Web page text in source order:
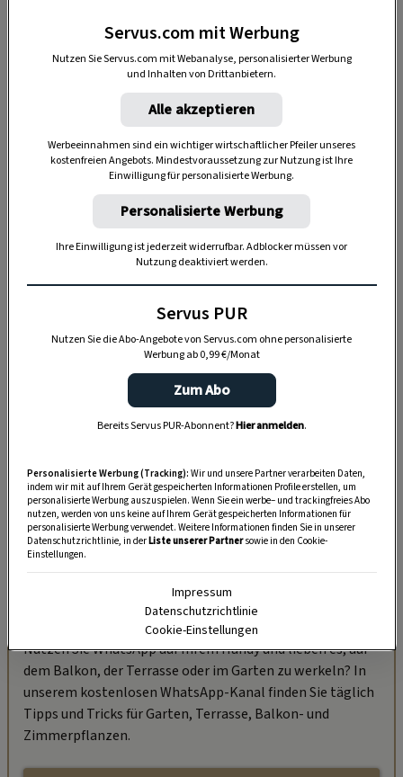
dann den Muskeln sowie dem Fett- und
Stoffwechsel-
Abbauprodukteaus dem Gewebe gelangen so
ins Blut und werden schließlich
ausgeschieden.
Die heiße Luft in der Schwitzkammer tut auch
den Schleimhäuten gut. DasDurchatmen fällt
, denn die Lunge hat durch die
Entspannung der Muskeln mehr Volumen.
Wer regelmäßig in die Sauna geht, ist
außerdem meistweniger anfällig für
„Servus Garten“ auf WhatsApp
Nutzen Sie WhatsApp auf Ihrem Handy und lieben es, auf
dem Balkon, der Terrasse oder im Garten zu werkeln? In
unserem kostenlosen WhatsApp-Kanal finden Sie täglich
Tipps und Tricks für Garten, Terrasse, Balkon- und
Zimmerpflanzen.
Servus.com mit Werbung
Nutzen Sie Servus.com mit Webanalyse, personalisierter Werbung
und Inhalten von Drittanbietern.
Alle akzeptieren
Werbeeinnahmen sind ein wichtiger wirtschaftlicher Pfeiler unseres
kostenfreien Angebots. Mindestvoraussetzung zur Nutzung ist Ihre
Einwilligung für personalisierte Werbung.
Personalisierte Werbung
Ihre Einwilligung ist jederzeit widerrufbar. Adblocker müssen vor
Nutzung deaktiviert werden.
Servus PUR
Nutzen Sie die Abo-Angebote von Servus.com ohne personalisierte
Werbung ab 0,99 €/Monat
Zum Abo
Bereits Servus PUR-Abonnent?Hier anmelden.
Personalisierte Werbung (Tracking): Wir und unsere Partner verarbeiten Daten,
indem wir mit auf Ihrem Gerät gespeicherten Informationen Profile erstellen, um
personalisierte Werbung auszuspielen. Wenn Sie ein werbe– und trackingfreies Abo
nutzen, werden von uns keine auf Ihrem Gerät gespeicherten Informationen für
personalisierte Werbung verwendet. Weitere Informationen finden Sie in unserer
Datenschutzrichtlinie, in derListe unserer Partnersowie in den Cookie-
Einstellungen.
Impressum
Datenschutzrichtlinie
Cookie-Einstellungen